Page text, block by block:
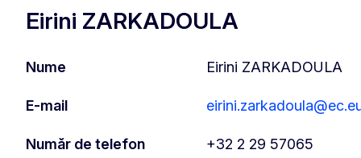
Eirini ZARKADOULA
Nume Eirini ZARKADOULA
E-mail
Număr de telefon +32 2 29 57065